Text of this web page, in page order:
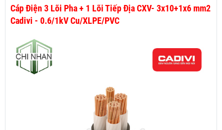
Cáp Điện 3 Lõi Pha + 1 Lõi Tiếp Địa CXV- 3x10+1x6 mm2
Cadivi - 0.6/1kV Cu/XLPE/PVC